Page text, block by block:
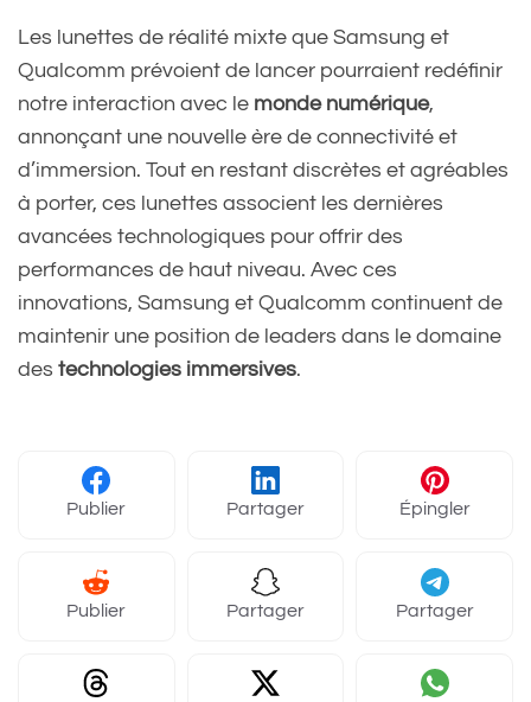
Les lunettes de réalité mixte que Samsung et
Qualcomm prévoient de lancer pourraient redéfinir
notre interaction avec le monde numérique,
annonçant une nouvelle ère de connectivité et
d’immersion. Tout en restant discrètes et agréables
à porter, ces lunettes associent les dernières
avancées technologiques pour offrir des
performances de haut niveau. Avec ces
innovations, Samsung et Qualcomm continuent de
maintenir une position de leaders dans le domaine
des technologies immersives.
Publier Partager Épingler
Publier Partager Partager